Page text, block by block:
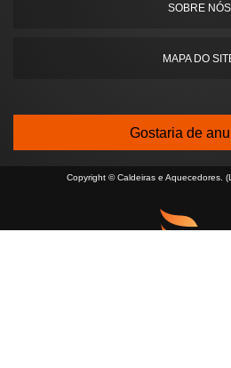
SOBRE NÓS
MAPA DO
Gostaria de
Copyright © Caldeiras e Aquecedores.